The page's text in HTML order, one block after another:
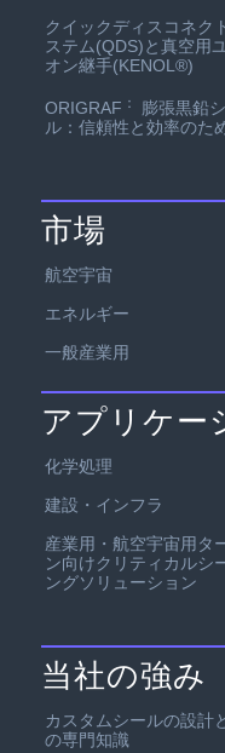
クイックディスコネク
ステム(QDS)と真空用
オン継手(KENOL®)
ORIGRAF ：
膨張黒鉛
ル：信頼性と効率のた
市場
航空宇宙
エネルギー
一般産業用
アプリケー
化学処理
建設・インフラ
産業用・航空宇宙用タ
ン向けクリティカルシ
ングソリューション
当社の強み
カスタムシールの設計
の専門知識